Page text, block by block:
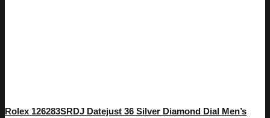
Rolex 126283SRDJ Datejust 36 Silver Diamond Dial Men’s